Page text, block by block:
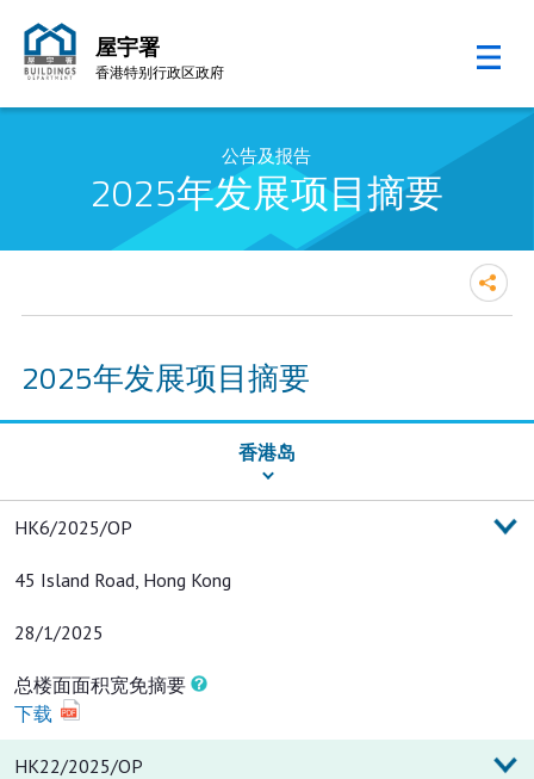
屋宇署
香港特别行政区政府
公告及报告
2025年发展项目摘要
2025年发展项目摘要
香港岛
期 总楼面面积宽免摘要
HK6/2025/OP
45 Island Road, Hong Kong
28/1/2025
总楼面面积宽免摘要
下载
HK22/2025/OP